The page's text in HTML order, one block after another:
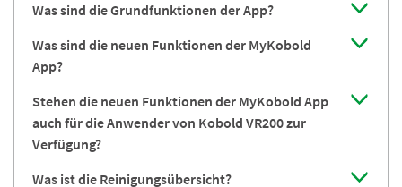
Was sind die Grundfunktionen der App?
Was sind die neuen Funktionen der MyKobold
App?
Stehen die neuen Funktionen der MyKobold App
auch für die Anwender von Kobold VR200 zur
Verfügung?
Was ist die Reinigungsübersicht?